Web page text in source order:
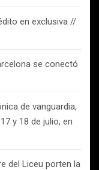
en exclusiva //
se conectó
de vanguardia,
y 18 de julio, en
del Liceu porten la